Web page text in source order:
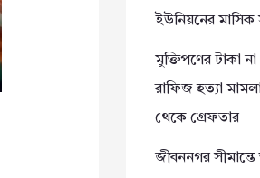
ইউনিয়নের মাসিক
মুক্তিপণের টাকা
রাফিজ হত্যা
থেকে গ্রেফতার
জীবননগর